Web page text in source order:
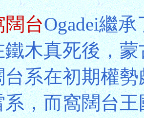
闊台Ogadei繼
木真死後，
系在初期權
，而窩闊台